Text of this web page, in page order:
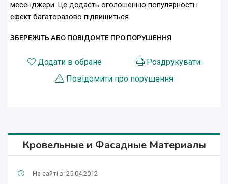
месенджери. Це додасть оголошенню популярності і
ефект багаторазово підвищиться.
ЗБЕРЕЖІТЬ АБО ПОВІДОМТЕ ПРО ПОРУШЕННЯ
Додати в обране
Роздрукувати
Повідомити про порушення
Кровельные и Фасадные Материалы
На сайті з: 25.04.2012